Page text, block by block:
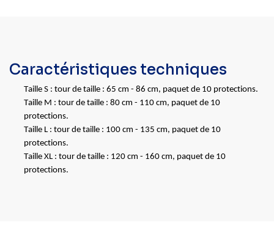
Caractéristiques techniques
Taille S : tour de taille : 65 cm - 86 cm, paquet de 10 protections.
Taille M : tour de taille : 80 cm - 110 cm, paquet de 10
protections.
Taille L : tour de taille : 100 cm - 135 cm, paquet de 10
protections.
Taille XL : tour de taille : 120 cm - 160 cm, paquet de 10
protections.